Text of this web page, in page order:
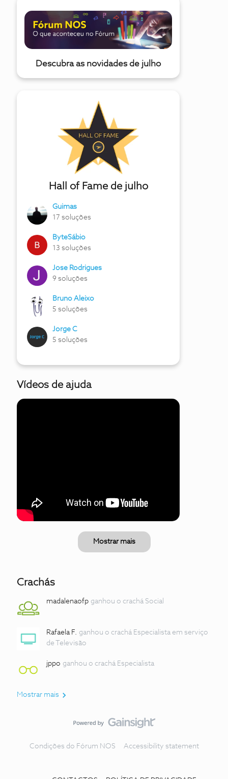
Descubra as novidades de julho
Hall of Fame de julho
Guimas
17 soluções
ByteSábio
13 soluções
Jose Rodrigues
9 soluções
Bruno Aleixo
5 soluções
Jorge C
5 soluções
Vídeos de ajuda
Mostrar mais
Crachás
madalenaofp ganhou o crachá Social
Rafaela F. ganhou o crachá Especialista em serviço
de Televisão
jppo ganhou o crachá Especialista
Mostrar mais
Condições do Fórum NOS Accessibility statement